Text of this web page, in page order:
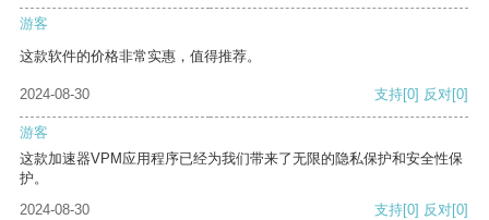
游客
这款软件的价格非常实惠，值得推荐。
2024-08-30 支持[0] 反对[0]
游客
这款加速器VPM应用程序已经为我们带来了无限的隐私保护和安全性保
护。
2024-08-30
支持[0] 反对[0]